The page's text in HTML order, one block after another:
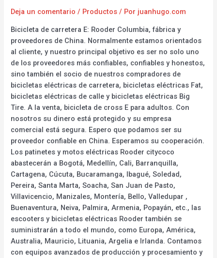
Deja un comentario / Productos / Por juanhugo.com
Bicicleta de carretera E: Rooder Columbia, fábrica y
proveedores de China. Normalmente estamos orientados
al cliente, y nuestro principal objetivo es ser no solo uno
de los proveedores más confiables, confiables y honestos,
sino también el socio de nuestros compradores de
bicicletas eléctricas de carretera, bicicletas eléctricas Fat,
bicicletas eléctricas de calle y bicicletas eléctricas Big
Tire. A la venta, bicicleta de cross E para adultos. Con
nosotros su dinero está protegido y su empresa
comercial está segura. Espero que podamos ser su
proveedor confiable en China. Esperamos su cooperación.
Los patinetes y motos eléctricas Rooder citycoco
abastecerán a Bogotá, Medellín, Cali, Barranquilla,
Cartagena, Cúcuta, Bucaramanga, Ibagué, Soledad,
Pereira, Santa Marta, Soacha, San Juan de Pasto,
Villavicencio, Manizales, Montería, Bello, Valledupar ,
Buenaventura, Neiva, Palmira, Armenia, Popayán, etc., las
escooters y bicicletas eléctricas Rooder también se
suministrarán a todo el mundo, como Europa, América,
Australia, Mauricio, Lituania, Argelia e Irlanda. Contamos
con equipos avanzados de producción y procesamiento y